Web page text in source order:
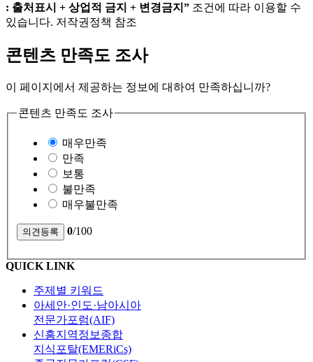
: 출처표시 + 상업적 금지 + 변경금지” 조건에 따라 이용할 수
있습니다. 저작권정책 참조
콘텐츠 만족도 조사
이 페이지에서 제공하는 정보에 대하여 만족하십니까?
콘텐츠 만족도 조사
매우만족
만족
보통
불만족
매우불만족
0/100
QUICK LINK
주제별 키워드
아세안·인도·남아시아
전문가포럼(AIF)
신흥지역정보종합
지식포탈(EMERiCs)